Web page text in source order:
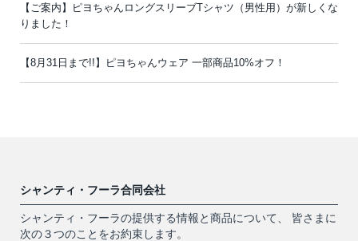
【ご案内】ピヨちゃんロングスリーブTシャツ（男性用）が新しくな
りました！
【8月31日まで!!】ピヨちゃんウェア 一部商品10%オフ！
シャンティ・フーラ合同会社
シャンティ・フーラの提供する情報と商品について、 皆さまに
次の３つのことをお約束します。